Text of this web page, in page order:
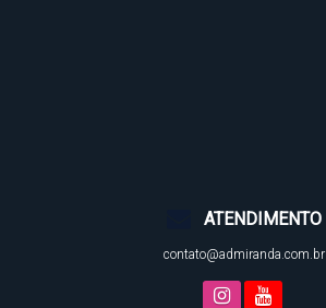
ATENDIMENTO
contato@admiranda.com.br